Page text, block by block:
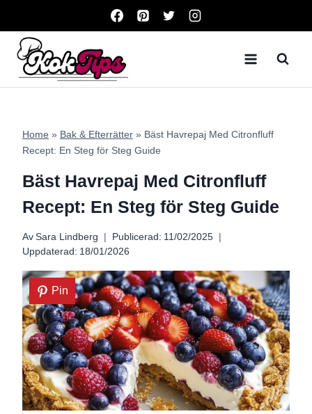
content
Home » Bak & Efterrätter » Bäst Havrepaj Med Citronfluff
Recept: En Steg för Steg Guide
Bäst Havrepaj Med Citronfluff
Recept: En Steg för Steg Guide
Av Sara Lindberg Publicerad: 11/02/2025
Uppdaterad: 18/01/2026
Pin